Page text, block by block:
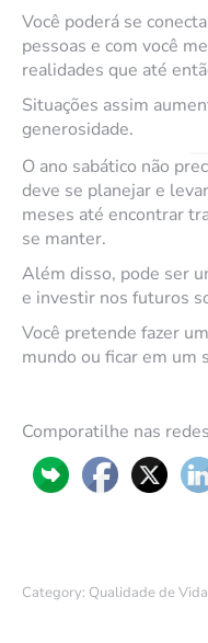
Você poderá se
pessoas e com você
realidades que até
Situações assim
generosidade.
O ano sabático não
deve se planejar e
meses até encontrar
se manter.
Além disso, pode ser
e investir nos futuros
Você pretende fazer
mundo ou ficar em um
Comporatilhe nas
Category: Qualidade de Vida